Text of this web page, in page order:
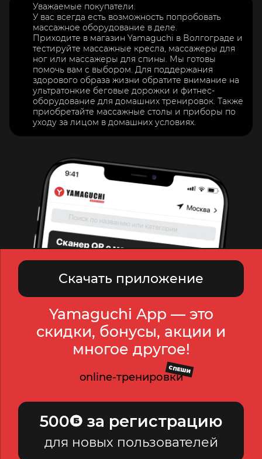
Уважаемые покупатели.
У вас всегда есть возможность попробовать
массажное оборудование в деле.
Приходите в магазин Yamaguchi в Волгограде и
тестируйте массажные кресла, массажеры для
ног или массажеры для спины. Мы готовы
помочь вам с выбором. Для поддержания
здорового образа жизни обратите внимание на
ультратонкие беговые дорожки и фитнес-
оборудование для домашних тренировок. Также
приобретайте массажные столы и приборы по
уходу за лицом в домашних условиях.
Скачать приложение
Yamaguchi App — это
скидки, бонусы, акции и
многое другое!
online-тренировки
СПЕШИ
500 за регистрацию
для новых пользователей